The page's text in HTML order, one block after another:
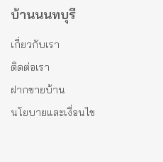
บ้านนนทบุรี
เกี่ยวกับเรา
ติดต่อเรา
ฝากขายบ้าน
นโยบายและเงื่อนไข